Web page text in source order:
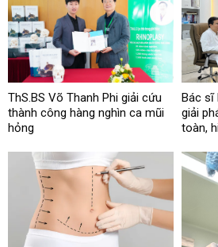
ThS.BS Võ Thanh Phi giải cứu
thành công hàng nghìn ca mũi
hỏng
Bác sĩ
giải
toàn,